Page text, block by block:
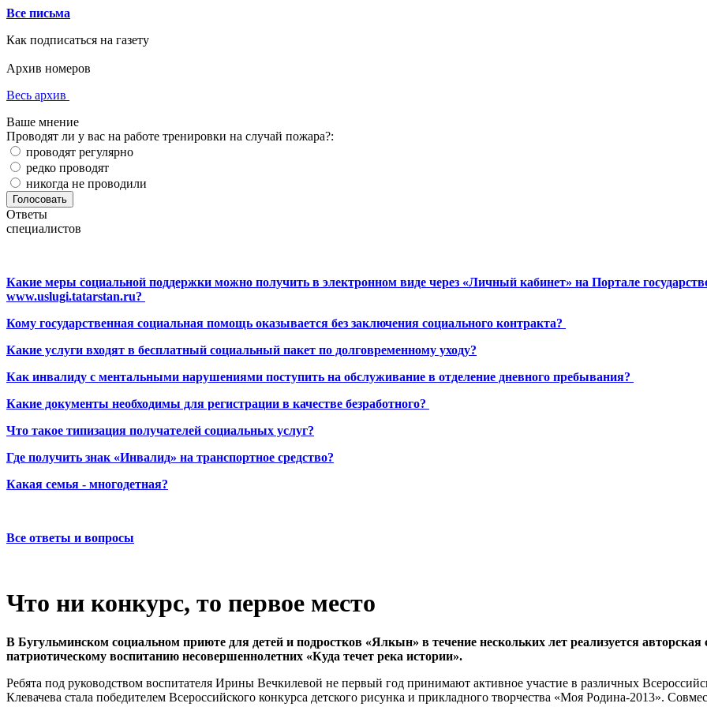
Все письма
Как подписаться на газету
Архив номеров
Весь архив
Ваше мнение
Проводят ли у вас на работе тренировки на случай пожара?:
проводят регулярно
редко проводят
никогда не проводили
Ответы
специалистов
Какие меры социальной поддержки можно получить в электронном виде через «Личный кабинет» на Портале
www.uslugi.tatarstan.ru?
Кому государственная социальная помощь оказывается без заключения социального контракта?
Какие услуги входят в бесплатный социальный пакет по долговременному уходу?
Как инвалиду с ментальными нарушениями поступить на обслуживание в отделение дневного пребывания?
Какие документы необходимы для регистрации в качестве безработного?
Что такое типизация получателей социальных услуг?
Где получить знак «Инвалид» на транспортное средство?
Какая семья - многодетная?
Все ответы и вопросы
Что ни конкурс, то первое место
В Бугульминском социальном приюте для детей и подростков «Ялкын» в течение нескольких лет реализуется
патриотическому воспитанию несовершеннолетних «Куда течет река истории».
Ребята под руководством воспитателя Ирины Вечкилевой не первый год принимают активное участие в различных
Клевачева стала победителем Всероссийского конкурса детского рисунка и прикладного творчества «Моя Родина-2013».